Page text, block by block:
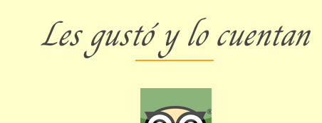
Les gustó y lo cuentan